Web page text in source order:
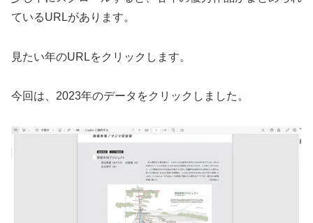
ているURLがあります。
見たい年のURLをクリックします。
今回は、2023年のデータをクリックしました。